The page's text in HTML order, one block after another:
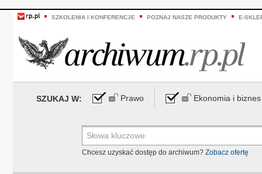
SZKOLENIA I KONFERENCJE POZNAJ NASZE PRODUKTY E-
SZUKAJ W: Prawo Ekonomia i biznes
Chcesz uzyskać dostęp do archiwum? Zobacz ofertę